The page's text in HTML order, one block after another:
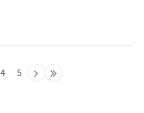
4 5
다
맨